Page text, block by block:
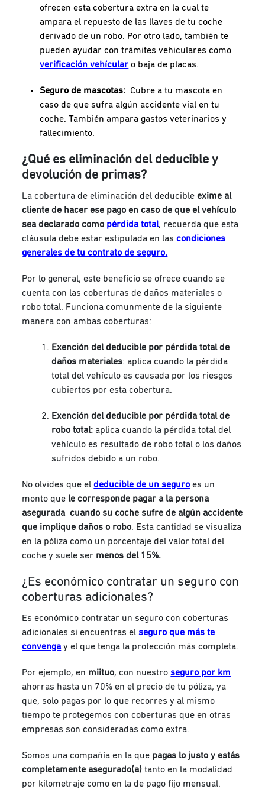
ofrecen esta cobertura extra en la cual te
ampara el repuesto de las llaves de tu coche
derivado de un robo. Por otro lado, también te
pueden ayudar con trámites vehiculares como
verificación vehícular o baja de placas.
Seguro de mascotas: Cubre a tu mascota en
caso de que sufra algún accidente vial en tu
coche. También ampara gastos veterinarios y
fallecimiento.
¿Qué es eliminación del deducible y
devolución de primas?
La cobertura de eliminación del deducible exime al
cliente de hacer ese pago en caso de que el vehículo
sea declarado como pérdida total, recuerda que esta
cláusula debe estar estipulada en lascondiciones
generales de tu contrato de seguro.
Por lo general, este beneficio se ofrece cuando se
cuenta con las coberturas de daños materiales o
robo total. Funciona comunmente de la siguiente
manera con ambas coberturas:
Exención del deducible por pérdida total de
daños materiales: aplica cuando la pérdida
total del vehículo es causada por los riesgos
cubiertos por esta cobertura.
Exención del deducible por pérdida total de
robo total: aplica cuando la pérdida total del
vehículo es resultado de robo total o los daños
sufridos debido a un robo.
No olvides que eldeducible de un seguro es un
monto que le corresponde pagar a la persona
asegurada cuando su coche sufre de algún accidente
que implique daños o robo. Esta cantidad se visualiza
en la póliza como un porcentaje del valor total del
coche y suele ser menos del 15%.
¿Es económico contratar un seguro con
coberturas adicionales?
Es económico contratar un seguro con coberturas
adicionales si encuentras elseguro que más te
convenga y el que tenga la protección más completa.
Por ejemplo, en miituo, con nuestroseguro por km
ahorras hasta un 70% en el precio de tu póliza, ya
que, solo pagas por lo que recorres y al mismo
tiempo te protegemos con coberturas que en otras
empresas son consideradas como extra.
Somos una compañía en la que pagas lo justo y estás
completamente asegurado(a) tanto en la modalidad
por kilometraje como en la de pago fijo mensual.